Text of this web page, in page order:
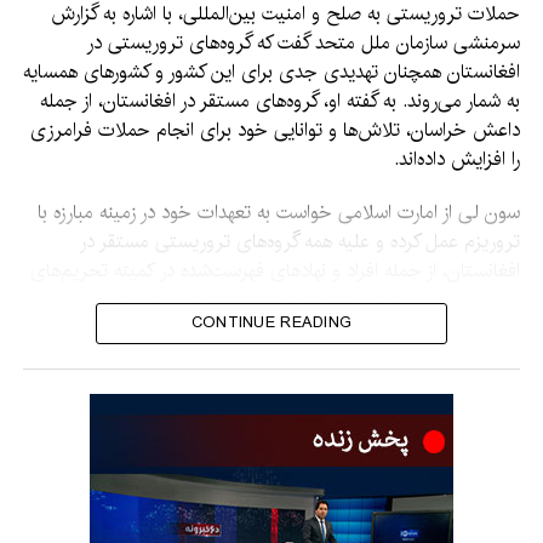
حملات تروریستی به صلح و امنیت بین‌المللی، با اشاره به گزارش
سرمنشی سازمان ملل متحد گفت که گروه‌های تروریستی در
افغانستان همچنان تهدیدی جدی برای این کشور و کشورهای همسایه
به شمار می‌روند. به گفته او، گروه‌های مستقر در افغانستان، از جمله
داعش خراسان، تلاش‌ها و توانایی خود برای انجام حملات فرامرزی
را افزایش داده‌اند.
سون لی از امارت اسلامی خواست به تعهدات خود در زمینه مبارزه با
تروریزم عمل کرده و علیه همه گروه‌های تروریستی مستقر در
شورای امنیت بر اساس قطعنامه ۱۲۶۷، اقدامات جدی انجام دهد.
او هشدار داد که نباید اجازه داده شود افغانستان دوباره به محل رشد و
نماینده چین همچنین گفت جامعه جهانی باید به افغانستان در
بازسازی اقتصاد و بهبود زندگی مردم کمک کند تا زمینه‌های
شکل‌گیری تروریزم از بین برود.
CONTINUE READING